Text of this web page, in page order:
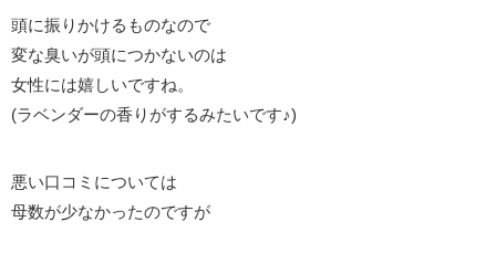
頭に振りかけるものなので
変な臭いが頭につかないのは
女性には嬉しいですね。
(ラベンダーの香りがするみたいです♪)
悪い口コミについては
母数が少なかったのですが